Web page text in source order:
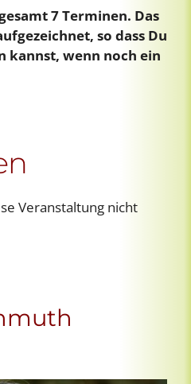
7 Terminen. Das
so dass Du
kannst, wenn noch ein
Veranstaltung nicht